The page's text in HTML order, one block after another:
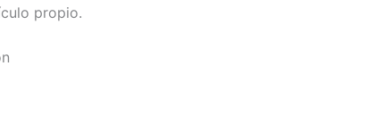
propio.